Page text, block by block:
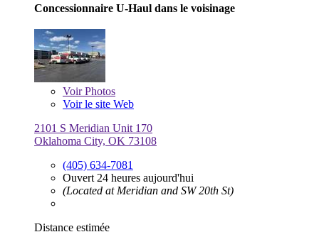
Concessionnaire U-Haul dans le voisinage
VoirPhotos
Voir le site Web
2101 S Meridian Unit 170
Oklahoma City, OK 73108
(405) 634-7081
Ouvert 24 heures aujourd'hui
(Located at Meridian and SW 20th St)
Distance estimée